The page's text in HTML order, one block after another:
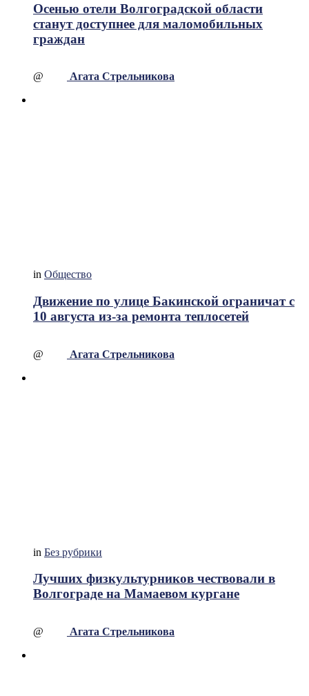
Осенью отели Волгоградской области
станут доступнее для маломобильных
граждан
@ Агата Стрельникова
in Общество
Движение по улице Бакинской ограничат с
10 августа из-за ремонта теплосетей
@ Агата Стрельникова
in Без рубрики
Лучших физкультурников чествовали в
Волгограде на Мамаевом кургане
@ Агата Стрельникова